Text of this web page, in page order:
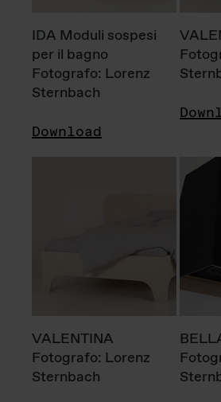
IDA Moduli sospesi
per il bagno
Fotografo: Lorenz
Sternbach
Download
VALENTINA
Fotografo: Lorenz
Sternbach